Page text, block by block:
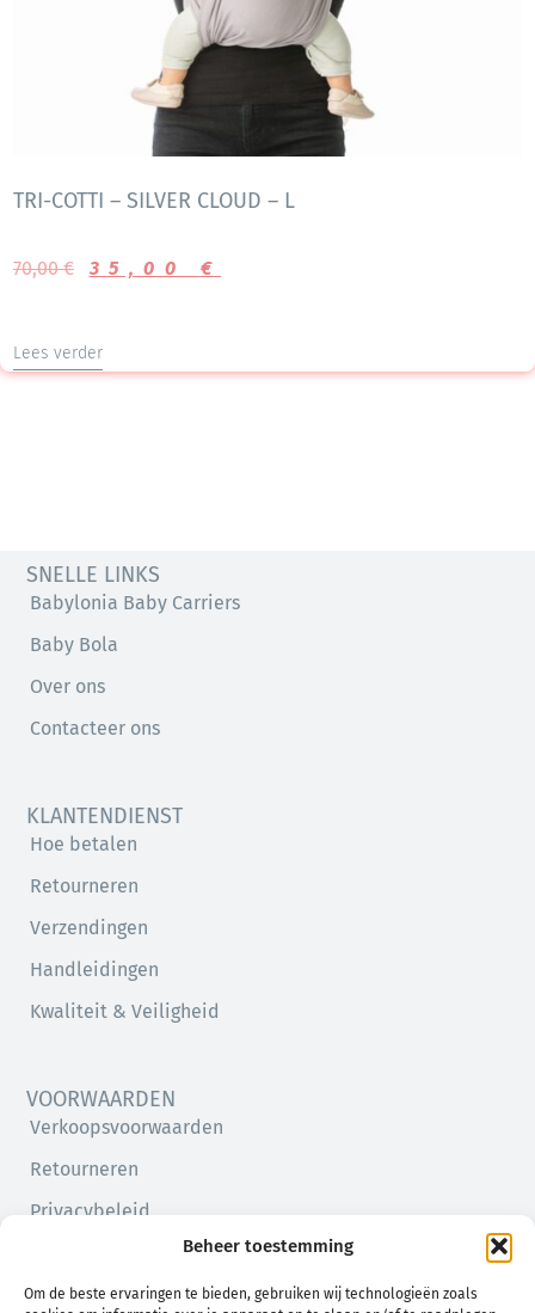
Beheer toestemming
Om de beste ervaringen te bieden, gebruiken wij technologieën zoals
TRI-COTTI – SILVER CLOUD – L
70,00€ 35,00 €
Lees verder
SNELLE LINKS
Babylonia Baby Carriers
Baby Bola
Over ons
Contacteer ons
KLANTENDIENST
Hoe betalen
Retourneren
Verzendingen
Handleidingen
Kwaliteit & Veiligheid
VOORWAARDEN
Verkoopsvoorwaarden
Retourneren
Privacybeleid
Cookiebeleid (EU)